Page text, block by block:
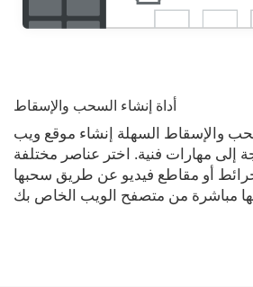
أداة إنشاء السحب والإسقاط
والإسقاط السهلة إنشاء موقع ويب
إلى مهارات فنية. اختر عناصر مختلفة
أو مقاطع فيديو عن طريق سحبها